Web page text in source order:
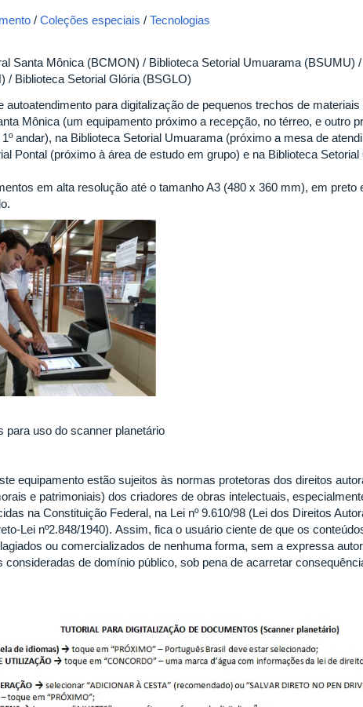
/ Coleções especiais / Tecnologias
Santa Mônica (BCMON) / Biblioteca Setorial Umuarama (BSUMU)
/ Biblioteca Setorial Glória (BSGLO)
autoatendimento para digitalização de pequenos trechos de
Mônica (um equipamento próximo a recepção, no térreo, e outro
andar), na Biblioteca Setorial Umuarama (próximo a mesa de
Pontal (próximo à área de estudo em grupo) e na Biblioteca
em alta resolução até o tamanho A3 (480 x 360 mm), em preto
para uso do scanner planetário
equipamento estão sujeitos às normas protetoras dos direitos
e patrimoniais) dos criadores de obras intelectuais,
na Constituição Federal, na Lei nº 9.610/98 (Lei dos Direitos
Lei nº2.848/1940). Assim, fica o usuário ciente de que os
ou comercializados de nenhuma forma, sem a expressa
consideradas de domínio público, sob pena de acarretar